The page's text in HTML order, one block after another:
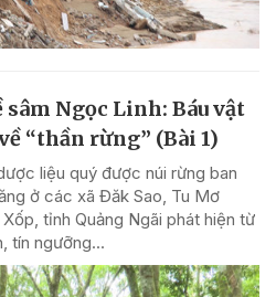
Ngọc Linh: Báu vật
“thần rừng” (Bài 1)
liệu quý được núi rừng ban
ở các xã Đăk Sao, Tu Mơ
tỉnh Quảng Ngãi phát hiện từ
tín ngưỡng...